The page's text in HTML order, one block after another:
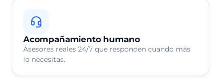
Acompañamiento humano
Asesores reales 24/7 que responden cuando más
lo necesitas.